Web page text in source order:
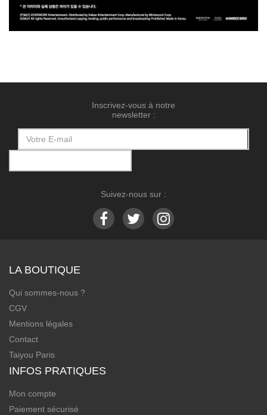
Inscrivez-vous à notre
newsletter :
Suivez-nous sur :
LA BOUTIQUE
Qui sommes-nous ?
CGV
Mentions légales
Contact
Taiyou Paris
INFOS PRATIQUES
Mon compte
Paiement sécurisé